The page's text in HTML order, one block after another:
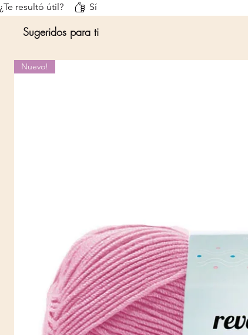
¿Te resultó útil? Sí
Sugeridos para ti
Nuevo!